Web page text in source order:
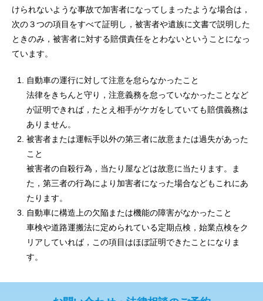
けられないような事故で加害者になってしまったような場合は，
次の３つの項目をすべて証明し，被害者や遺族に文書で説明した
ときのみ，被害者に対する賠償責任をとわないということになっ
ています。
自動車の運行に対して注意を怠らなかったこと
法律をきちんと守り，注意義務を怠っていなかったことなど
が証明できれば，たとえ相手がケガをしていても賠償義務は
ありません。
被害者または運転手以外の第三者に故意または過失があった
こと
被害者の自殺行為，当たり屋などは故意に当たります。ま
た，第三者の行為により加害者になった場合などもこれにあ
たります。
自動車に構造上の欠陥または機能の障害がなかったこと
車検や道路運搬法に定められている定期点検，始業点検をク
リアしていれば，この項目はほぼ証明できたことになりま
す。